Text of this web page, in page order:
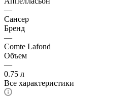
—
Сансер
Бренд
—
Comte Lafond
Объем
—
0.75 л
Все характеристики